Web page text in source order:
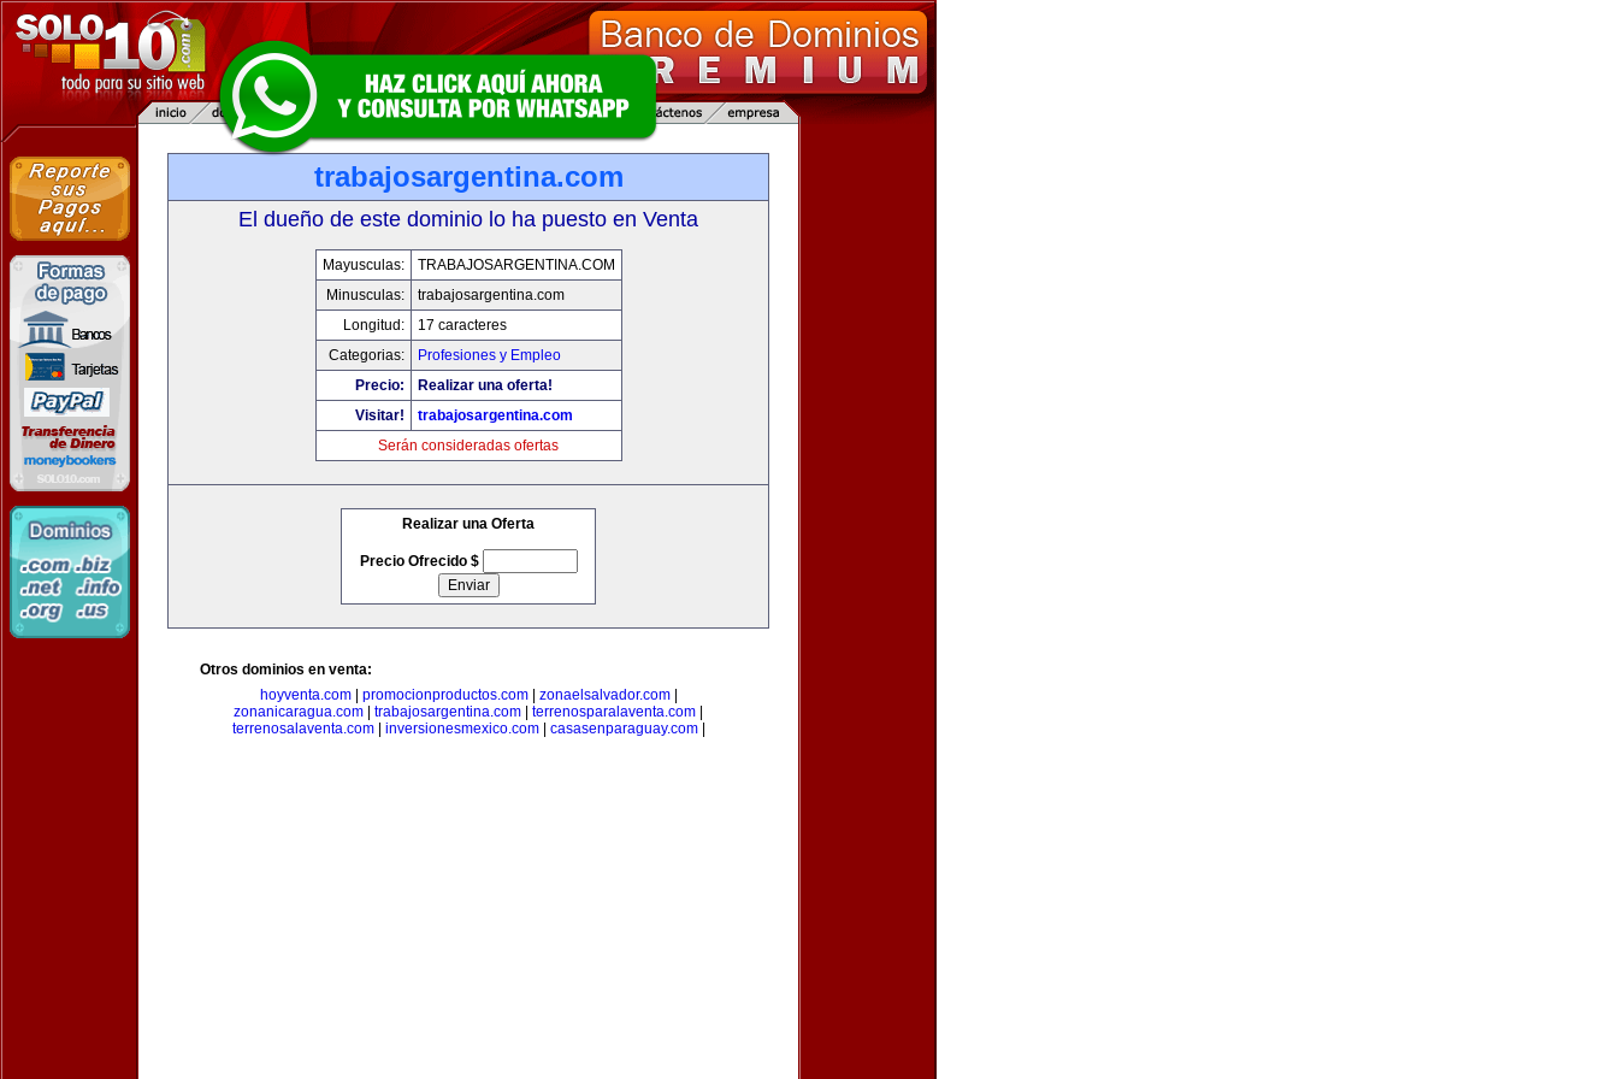
trabajosargentina.com
El dueño de este dominio lo ha puesto en Venta
Mayusculas:
TRABAJOSARGENTINA.COM
Minusculas:
trabajosargentina.com
Longitud:
17 caracteres
Categorias:
Profesiones y Empleo
Precio:
Realizar una oferta!
Visitar!
trabajosargentina.com
Serán consideradas ofertas
Realizar una Oferta
Precio Ofrecido $
Otros dominios en venta:
hoyventa.com| promocionproductos.com| zonaelsalvador.com|
zonanicaragua.com
trabajosargentina.com terrenosparalaventa.com
terrenosalaventa.com| inversionesmexico.com| casasenparaguay.com|